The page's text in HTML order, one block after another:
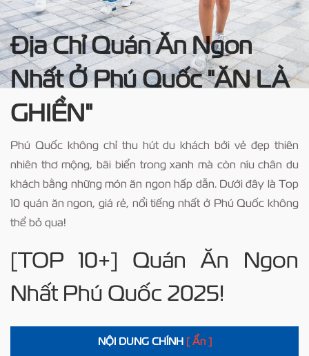
Địa Chỉ Quán Ăn Ngon
Nhất Ở Phú Quốc "ĂN LÀ
GHIỀN"
Phú Quốc không chỉ thu hút du khách bởi vẻ đẹp thiên
nhiên thơ mộng, bãi biển trong xanh mà còn níu chân du
khách bằng những món ăn ngon hấp dẫn. Dưới đây là Top
10 quán ăn ngon, giá rẻ, nổi tiếng nhất ở Phú Quốc không
thể bỏ qua!
[TOP 10+] Quán Ăn Ngon
Nhất Phú Quốc 2025!
NỘI DUNG CHÍNH [ Ẩn ]